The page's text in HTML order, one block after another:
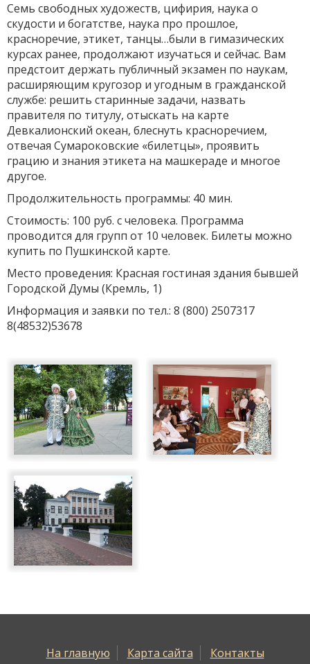
Семь свободных художеств, цифирия, наука о
скудости и богатстве, наука про прошлое,
красноречие, этикет, танцы…были в гимазических
курсах ранее, продолжают изучаться и сейчас. Вам
предстоит держать публичный экзамен по наукам,
расширяющим кругозор и угодным в гражданской
службе: решить старинные задачи, назвать
правителя по титулу, отыскать на карте
Девкалионский океан, блеснуть красноречием,
отвечая Сумароковские «билетцы», проявить
грацию и знания этикета на машкераде и многое
другое.
Продолжительность программы: 40 мин.
Стоимость: 100 руб. с человека. Программа
проводится для групп от 10 человек. Билеты можно
купить по Пушкинской карте.
Место проведения: Красная гостиная здания бывшей
Городской Думы (Кремль, 1)
Информация и заявки по тел.: 8 (800) 2507317
8(48532)53678
На главную Карта сайта Контакты